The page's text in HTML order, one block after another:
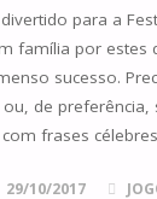
para a
família por estes
sucesso.
de
frases
29/10/2017